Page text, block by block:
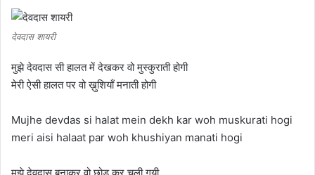
देवदास शायरी
मुझे देवदास सी हालत में देखकर वो मुस्कुराती होगी
मेरी ऐसी हालत पर वो ख़ुशियाँ मनाती होगी
Mujhe devdas si halat mein dekh kar woh muskurati hogi
meri aisi halaat par woh khushiyan manati hogi